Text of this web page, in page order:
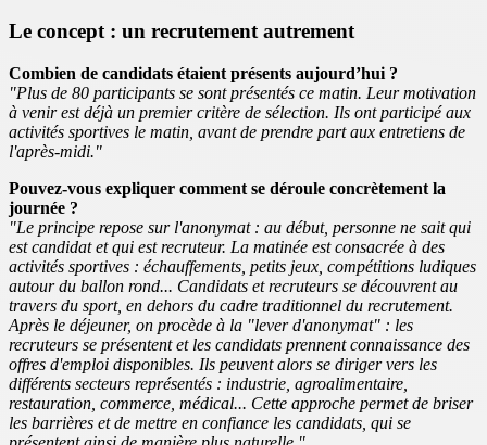
Le concept : un recrutement autrement
Combien de candidats étaient présents aujourd’hui ?
"Plus de 80 participants se sont présentés ce matin. Leur motivation
à venir est déjà un premier critère de sélection. Ils ont participé aux
activités sportives le matin, avant de prendre part aux entretiens de
l'après-midi."
Pouvez-vous expliquer comment se déroule concrètement la
journée ?
"Le principe repose sur l'anonymat : au début, personne ne sait qui
est candidat et qui est recruteur. La matinée est consacrée à des
activités sportives : échauffements, petits jeux, compétitions ludiques
autour du ballon rond... Candidats et recruteurs se découvrent au
travers du sport, en dehors du cadre traditionnel du recrutement.
Après le déjeuner, on procède à la "lever d'anonymat" : les
recruteurs se présentent et les candidats prennent connaissance des
offres d'emploi disponibles. Ils peuvent alors se diriger vers les
différents secteurs représentés : industrie, agroalimentaire,
restauration, commerce, médical... Cette approche permet de briser
les barrières et de mettre en confiance les candidats, qui se